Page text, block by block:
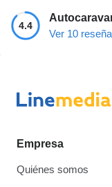
4.4
Ver 10
Empresa
Quiénes somos